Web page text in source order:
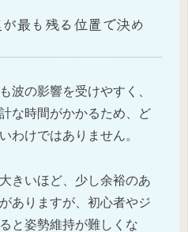
最も残る位置で決め
波の影響を受けやすく、
な時間がかかるため、ど
わけではありません。
きいほど、少し余裕のあ
ありますが、初心者やジ
と姿勢維持が難しくな